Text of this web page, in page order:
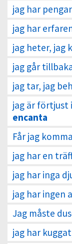
jag har pengar
jag har
jag heter, jag
jag går
jag tar, jag
jag är förtjust
encanta
Får jag
jag har en
jag har inga
jag har ingen
Jag måste
jag har